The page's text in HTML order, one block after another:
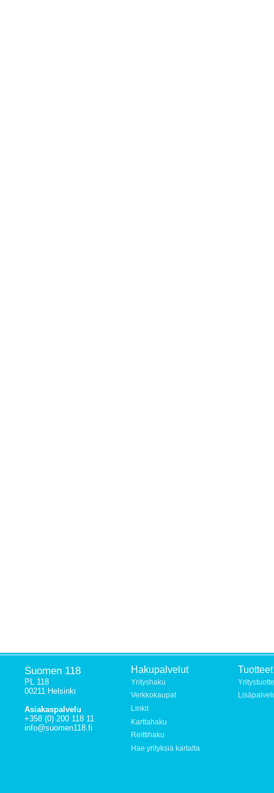
Suomen 118
PL 118
00211 Helsinki
Asiakaspalvelu
+358 (0) 200 118 11
info@suomen118.fi
Hakupalvelut
Yrityshaku
Verkkokaupat
Linkit
Karttahaku
Reittihaku
Hae yrityksiä kartalta